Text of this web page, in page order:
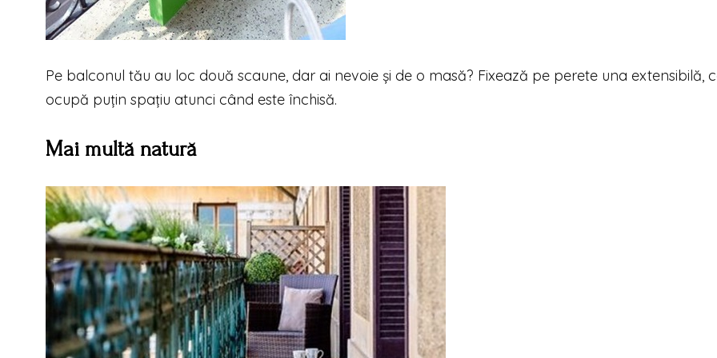
Pe balconul tău au loc două scaune, dar ai nevoie și de o masă? Fixează pe perete una extensibilă,
ocupă puțin spațiu atunci când este închisă.
Mai multă natură